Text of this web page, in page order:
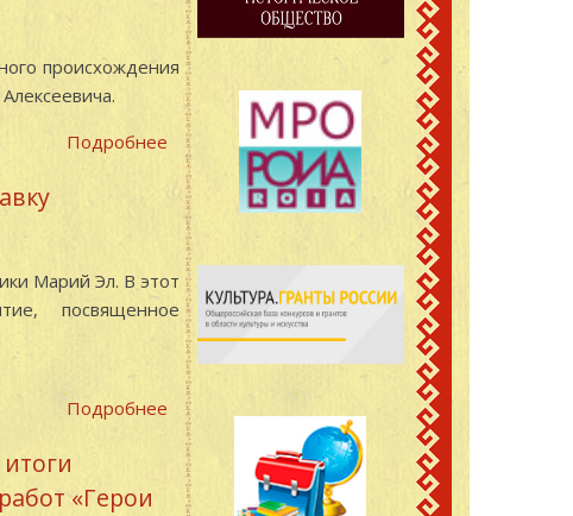
Государственном
архиве
Республики
Марий
Эл
прошел
открытый
кинопоказ
документального
фильма
«Мумия»
происхождения
Подробнее
Пополнение
фондов
личного
происхождения
Марий Эл. В этот
посвященное
Подробнее
Архивисты
презентовали
историко-
«Герои